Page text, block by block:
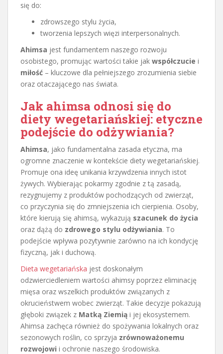
się do:
zdrowszego stylu życia,
tworzenia lepszych więzi interpersonalnych.
Ahimsa jest fundamentem naszego rozwoju
osobistego, promując wartości takie jak współczucie i
miłość – kluczowe dla pełniejszego zrozumienia siebie
oraz otaczającego nas świata.
Jak ahimsa odnosi się do
diety wegetariańskiej: etyczne
podejście do odżywiania?
Ahimsa, jako fundamentalna zasada etyczna, ma
ogromne znaczenie w kontekście diety wegetariańskiej.
Promuje ona ideę unikania krzywdzenia innych istot
żywych. Wybierając pokarmy zgodnie z tą zasadą,
rezygnujemy z produktów pochodzących od zwierząt,
co przyczynia się do zmniejszenia ich cierpienia. Osoby,
które kierują się ahimsą, wykazują szacunek do życia
oraz dążą do zdrowego stylu odżywiania. To
podejście wpływa pozytywnie zarówno na ich kondycję
fizyczną, jak i duchową.
Dieta wegetariańska jest doskonałym
odzwierciedleniem wartości ahimsy poprzez eliminację
mięsa oraz wszelkich produktów związanych z
okrucieństwem wobec zwierząt. Takie decyzje pokazują
głęboki związek z Matką Ziemią i jej ekosystemem.
Ahimsa zachęca również do spożywania lokalnych oraz
sezonowych roślin, co sprzyja zrównoważonemu
rozwojowi i ochronie naszego środowiska.